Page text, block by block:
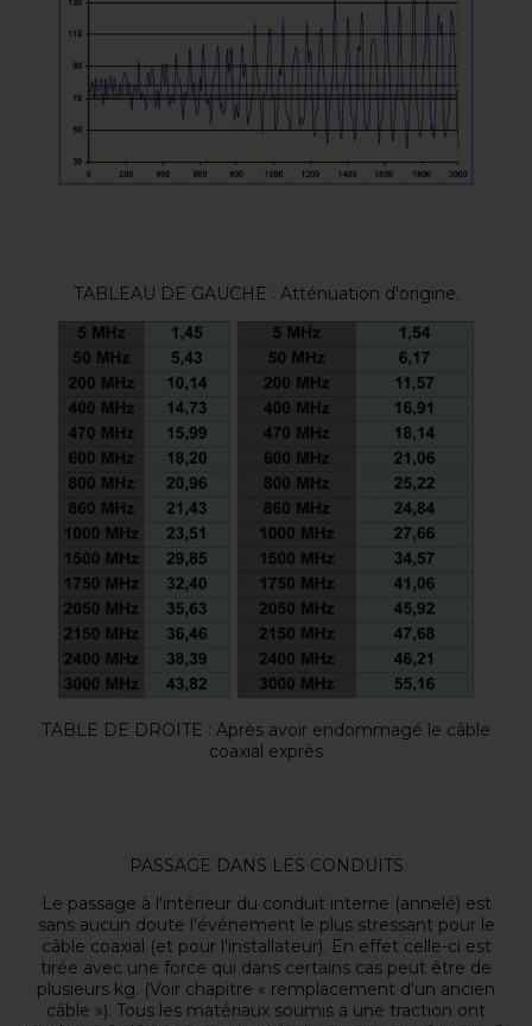
TABLEAU DE GAUCHE : Atténuation d'origine.
TABLE DE DROITE : Après avoir endommagé le câble
coaxial exprès
PASSAGE DANS LES CONDUITS
Le passage à l'intérieur du conduit interne (annelé) est
sans aucun doute l'événement le plus stressant pour le
câble coaxial (et pour l'installateur). En effet celle-ci est
tirée avec une force qui dans certains cas peut être de
plusieurs kg. (Voir chapitre « remplacement d'un ancien
câble »). Tous les matériaux soumis à une traction ont